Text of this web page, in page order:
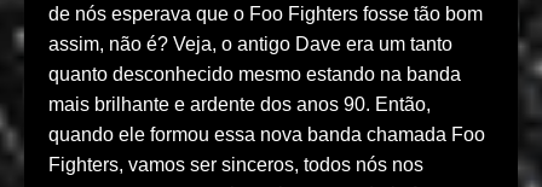
de nós esperava que o Foo Fighters fosse tão bom
assim, não é? Veja, o antigo Dave era um tanto
quanto desconhecido mesmo estando na banda
mais brilhante e ardente dos anos 90. Então,
quando ele formou essa nova banda chamada Foo
Fighters, vamos ser sinceros, todos nós nos